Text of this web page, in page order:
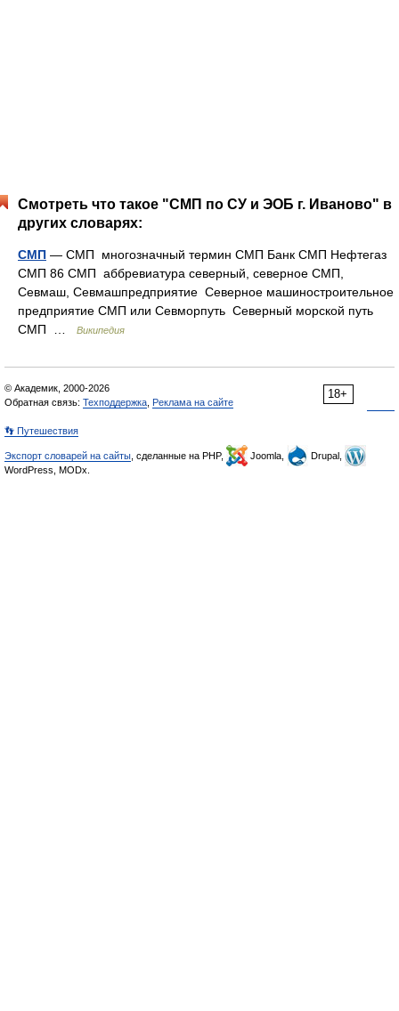
Смотреть что такое "СМП по СУ и ЭОБ г. Иваново" в
других словарях:
СМП — СМП многозначный термин СМП Банк СМП Нефтегаз
СМП 86 СМП аббревиатура северный, северное СМП,
Севмаш, Севмашпредприятие Северное машиностроительное
предприятие СМП или Севморпуть Северный морской путь
СМП …
Википедия
18+
© Академик, 2000-2026
Обратная связь: Техподдержка Реклама на сайте
👣 Путешествия
Экспорт словарей на сайты , сделанные на PHP, Joomla,
Drupal,
WordPress, MODx.